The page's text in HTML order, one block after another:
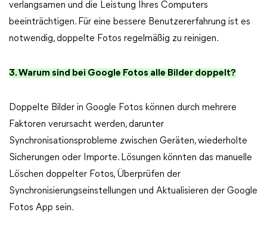
verlangsamen und die Leistung Ihres Computers
beeinträchtigen. Für eine bessere Benutzererfahrung ist es
notwendig, doppelte Fotos regelmäßig zu reinigen.
3. Warum sind bei Google Fotos alle Bilder doppelt?
Doppelte Bilder in Google Fotos können durch mehrere
Faktoren verursacht werden, darunter
Synchronisationsprobleme zwischen Geräten, wiederholte
Sicherungen oder Importe. Lösungen könnten das manuelle
Löschen doppelter Fotos, Überprüfen der
Synchronisierungseinstellungen und Aktualisieren der Google
Fotos App sein.